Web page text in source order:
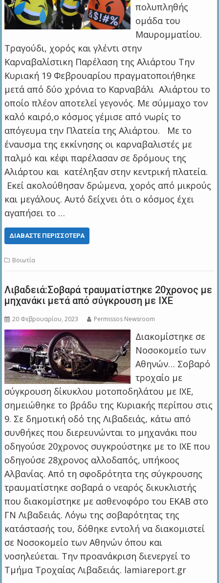
πολυπληθής
ομάδα του
Μαυρομματίου.
Τραγούδι, χορός και γλέντι στην
Καρναβαλίστικη Παρέλαση της Αλιάρτου Την
Κυριακή 19 Φεβρουαρίου πραγματοποιήθηκε
μετά από δύο χρόνια το Καρναβάλι Αλιάρτου το
οποίο πλέον αποτελεί γεγονός. Με σύμμαχο τον
καλό καιρό,o κόσμος γέμισε από νωρίς το
απόγευμα την Πλατεία της Αλιάρτου. Με το
έναυσμα της εκκίνησης οι καρναβαλιστές με
παλμό και κέφι παρέλασαν σε δρόμους της
Αλιάρτου και κατέληξαν στην κεντρική πλατεία.
Εκεί ακολούθησαν δρώμενα, χορός από μικρούς
και μεγάλους. Αυτό δείχνει ότι ο κόσμος έχει
αγαπήσει το …
ΔΙΑΒΆΣΤΕ ΠΕΡΙΣΣΌΤΕΡΑ
Βοιωτία
Λιβαδειά:Σοβαρά τραυματίστηκε 20χρονος με
μηχανάκι μετά από σύγκρουση με ΙΧΕ
20 Φεβρουαρίου, 2023 Permissos Newsroom
Διακομίστηκε σε
Νοσοκομείο των
Αθηνών… Σοβαρό
τροχαίο με
σύγκρουση δίκυκλου μοτοποδηλάτου με ΙΧΕ,
σημειώθηκε το βράδυ της Κυριακής περίπου στις
9. Σε δημοτική οδό της Λιβαδειάς, κάτω από
συνθήκες που διερευνώνται το μηχανάκι που
οδηγούσε 20χρονος συγκρούστηκε με το ΙΧΕ που
οδηγούσε 28χρονος αλλοδαπός, υπήκοος
Αλβανίας. Από τη σφοδρότητα της σύγκρουσης
τραυματίστηκε σοβαρά ο νεαρός δικυκλιστής
που διακομίστηκε με ασθενοφόρο του ΕΚΑΒ στο
ΓΝ Λιβαδειάς. Λόγω της σοβαρότητας της
κατάστασής του, δόθηκε εντολή να διακομιστεί
σε Νοσοκομείο των Αθηνών όπου και
νοσηλεύεται. Την προανάκριση διενεργεί το
Τμήμα Τροχαίας Λιβαδειάς. lamiareport.gr